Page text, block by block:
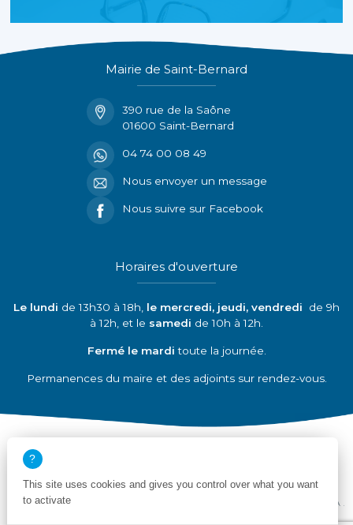
Mairie de Saint-Bernard
390 rue de la Saône
01600 Saint-Bernard
04 74 00 08 49
Nous envoyer un message
Nous suivre sur Facebook
Horaires d'ouverture
Le lundi de 13h30 à 18h, le mercredi, jeudi, vendredi de 9h
à 12h, et le samedi de 10h à 12h.
Fermé le marditoute la journée.
Permanences du maire et des adjoints sur rendez-vous.
Mentions légales
Déclaration de conformité RGAA
This site uses cookies and gives you control over what you want
to activate